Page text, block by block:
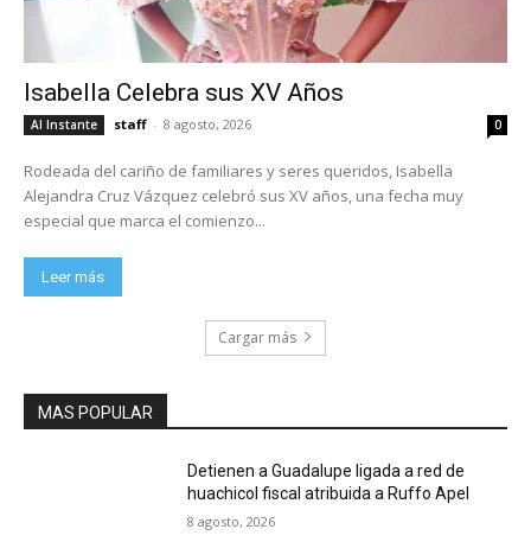
Isabella Celebra sus XV Años
Al Instante staff - 8 agosto, 2026 0
Rodeada del cariño de familiares y seres queridos, Isabella
Alejandra Cruz Vázquez celebró sus XV años, una fecha muy
especial que marca el comienzo...
Leer más
Cargar más
MAS POPULAR
Detienen a Guadalupe ligada a red de
huachicol fiscal atribuida a Ruffo Apel
8 agosto, 2026